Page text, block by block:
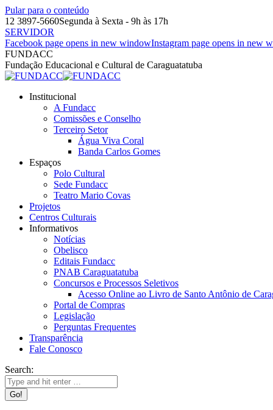
Pular para o conteúdo
12 3897-5660Segunda à Sexta - 9h às 17h
SERVIDOR
Facebook page opens in new windowInstagram page opens in new
FUNDACC
Fundação Educacional e Cultural de Caraguatatuba
Institucional
A Fundacc
Comissões e Conselho
Terceiro Setor
Água Viva Coral
Banda Carlos Gomes
Espaços
Polo Cultural
Sede Fundacc
Teatro Mario Covas
Projetos
Centros Culturais
Informativos
Notícias
Obelisco
Editais Fundacc
PNAB Caraguatatuba
Concursos e Processos Seletivos
Acesso Online ao Livro de Santo Antônio de
Portal de Compras
Legislação
Perguntas Frequentes
Transparência
Fale Conosco
Search: